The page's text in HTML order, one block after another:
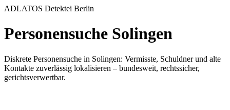
ADLATOS Detektei Berlin
Personensuche Solingen
Diskrete Personensuche in Solingen: Vermisste, Schuldner und alte
Kontakte zuverlässig lokalisieren – bundesweit, rechtssicher,
gerichtsverwertbar.